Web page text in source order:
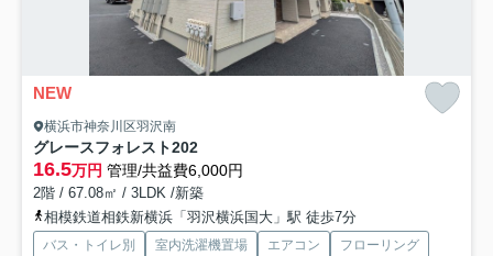
NEW
横浜市神奈川区羽沢南
グレースフォレスト202
16.5万円 管理/共益費6,000円
2階 / 67.08㎡ / 3LDK /新築
相模鉄道相鉄新横浜「羽沢横浜国大」駅 徒歩7分
バス・トイレ別 室内洗濯機置場 エアコン
フローリング